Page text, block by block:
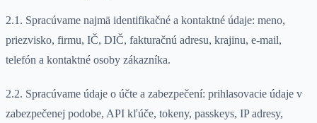
2.1. Spracúvame najmä identifikačné a kontaktné údaje: meno,
priezvisko, firmu, IČ, DIČ, fakturačnú adresu, krajinu, e-mail,
telefón a kontaktné osoby zákazníka.
2.2. Spracúvame údaje o účte a zabezpečení: prihlasovacie údaje v
zabezpečenej podobe, API kľúče, tokeny, passkeys, IP adresy,